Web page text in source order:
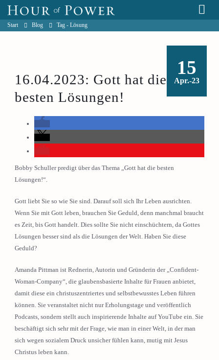
Start Blog Tag - Lösung
15
Apr.-23
16.04.2023: Gott hat die
besten Lösungen!
Bobby Schuller predigt über das Thema „Gott hat die besten
Lösungen!“.
Gott liebt Sie so wie Sie sind. Darauf soll sich Ihr Leben ausrichten.
Wenn Sie mit Gott leben, brauchen Sie Geduld, denn manchmal braucht
es Zeit, bis Gott handelt. Dies sollte Sie nicht einschüchtern, da Gottes
Lösungen besser sind als die Lösungen der Welt. Haben Sie diese
Geduld?
Amanda Pittman ist Rednerin, Autorin und Gründerin der „Confident-
Woman-Company“, die glaubensbasierte Inhalte für Frauen anbietet,
damit diese ein christuszentriertes und selbstbewusstes Leben führen
können. Sie veranstaltet nicht nur Erholungstage und veröffentlich
Podcasts, sondern stellt auch inspirierende Inhalte auf YouTube ein. Sie
beschäftigt sich sehr mit der Frage, wie man in einer Welt, in der man
sich wegen sozialem Druck unsicher fühlen kann, mutig mit Jesus
Christus leben kann.